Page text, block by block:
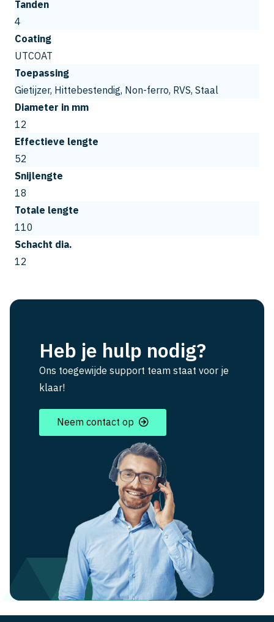
Tanden
4
Coating
UTCOAT
Toepassing
Gietijzer, Hittebestendig, Non-ferro, RVS, Staal
Diameter in mm
12
Effectieve lengte
52
Snijlengte
18
Totale lengte
110
Schacht dia.
12
Heb je hulp nodig?
Ons toegewijde support team staat voor je
klaar!
Neem contact op